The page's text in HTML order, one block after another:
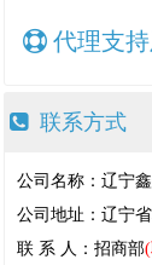
代理支
联系方式
公司名称：辽宁
公司地址：辽宁
联 系 人：招商部